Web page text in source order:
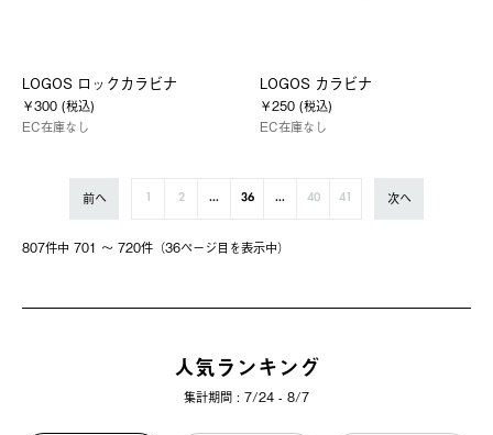
LOGOS ロックカラビナ
￥300 (税込)
EC在庫なし
LOGOS カラビナ
￥250 (税込)
EC在庫なし
807件中 701 〜 720件（36ページ⽬を表⽰中）
前へ 1 2 ... 36 ... 40 41 次へ
人気ランキング
集計期間 : 7/24 - 8/7